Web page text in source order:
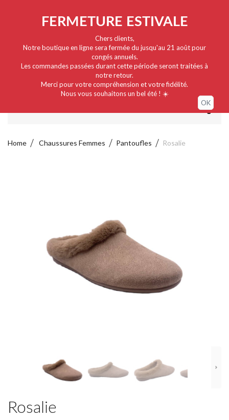
FERMETURE ESTIVALE
Chers clients,
Notre boutique en ligne sera fermée du jusqu'au 21 août pour
congés annuels.
Les commandes passées durant cette période seront traitées à
notre retour.
Merci pour votre compréhension et votre fidélité.
Nous vous souhaitons un bel été ! ☀️
OK
Home Chaussures Femmes Pantoufles Rosalie
Rosalie